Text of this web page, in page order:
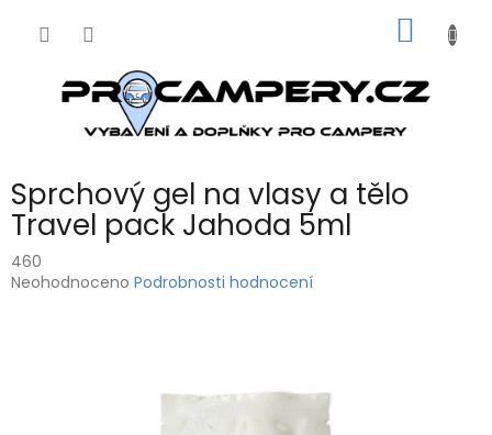
KOŠÍK
Sprchový gel na vlasy a tělo
Travel pack Jahoda 5ml
460
Průměrné
Neohodnoceno Podrobnosti hodnocení